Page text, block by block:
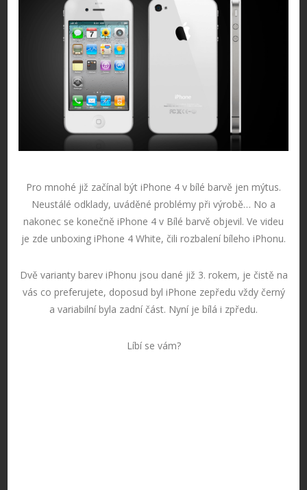
Pro mnohé již začínal být iPhone 4 v bílé barvě jen mýtus.
Neustálé odklady, uváděné problémy při výrobě… No a
nakonec se konečně iPhone 4 v Bílé barvě objevil. Ve videu
je zde unboxing iPhone 4 White, čili rozbalení bíleho iPhonu.
Dvě varianty barev iPhonu jsou dané již 3. rokem, je čistě na
vás co preferujete, doposud byl iPhone zepředu vždy černý
a variabilní byla zadní část. Nyní je bílá i zpředu.
Líbí se vám?